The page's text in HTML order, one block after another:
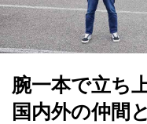
腕一本で立ち
国内外の仲間